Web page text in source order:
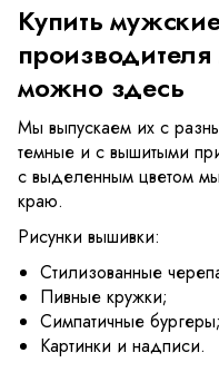
Купить
можно здесь
Мы выпускаем их с
темные и с вышитыми
с выделенным цветом
краю.
Рисунки вышивки:
Стилизованные
Пивные кружки;
Симпатичные бургеры;
Картинки и надписи.